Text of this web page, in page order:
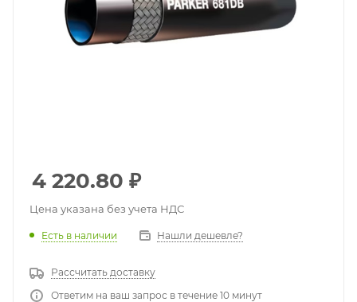
4 220.80 ₽
Цена указана без учета НДС
Есть в наличии Нашли дешевле?
Рассчитать доставку
Ответим на ваш запрос в течение 10 минут